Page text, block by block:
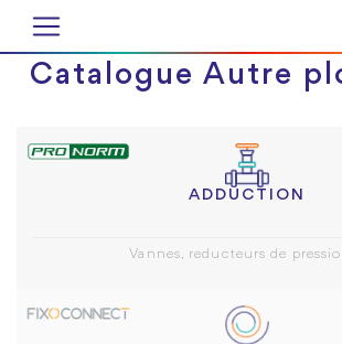
Catalogue Autre
ADDUCTION
Vannes, reducteurs de